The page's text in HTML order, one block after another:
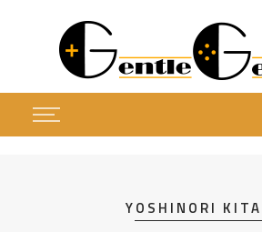
YOSHINORI